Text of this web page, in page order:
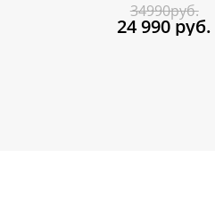
34990руб.
24 990 руб.